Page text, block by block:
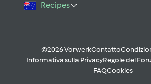
Recipes
©2026 VorwerkContatto
Informativa sulla PrivacyRegole del
FAQCookies